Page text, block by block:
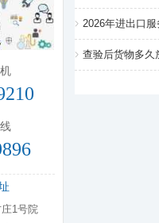
1号院
2026年进出口
查验后货物多久